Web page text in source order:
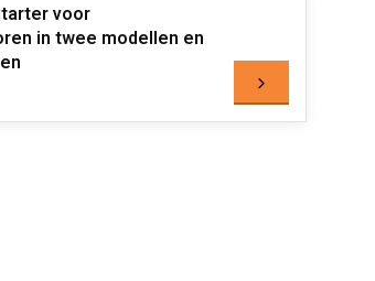
voor
in twee modellen en